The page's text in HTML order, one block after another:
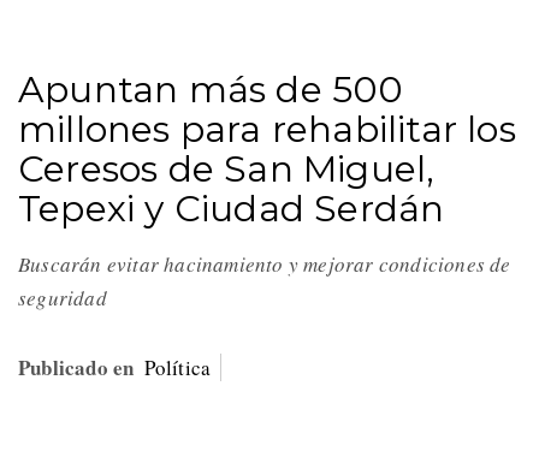
Apuntan más de 500
millones para rehabilitar los
Ceresos de San Miguel,
Tepexi y Ciudad Serdán
Buscarán evitar hacinamiento y mejorar condiciones de
seguridad
Publicado en Política